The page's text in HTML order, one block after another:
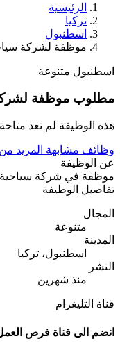
الرئيسية
تركيا
اسطنبول
موظفة لشركة
اسطنبول متنوعة
مطلوب موظفة لشركة
هذه الوظيفة لم تعد
وظائف مشابهة المزيد
عن الوظيفة
موظفة في شركة سياحية
تفاصيل الوظيفة
المجال
متنوعة
المدينة
اسطنبول، تركيا
النشر
منذ شهرين
قناة التليغرام
انضم الى قناة فرص